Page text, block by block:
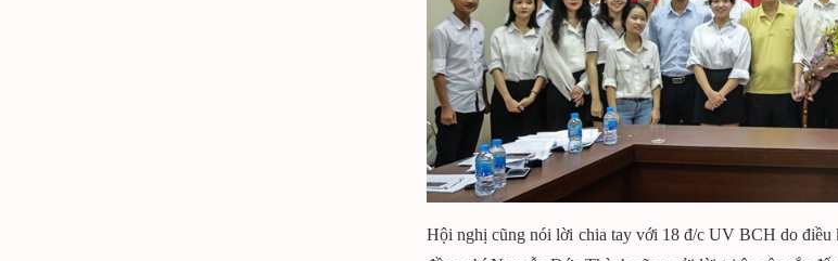
Hội nghị cũng nói lời chia tay với 18 đ/c UV BCH do điều